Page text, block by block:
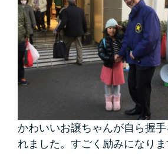
かわいいお譲ちゃんが自ら握手
れました。すごく励みになりま